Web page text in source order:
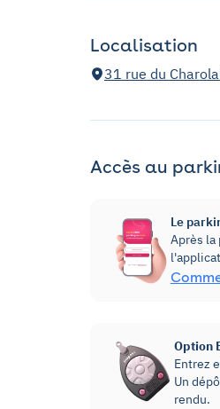
Localisation
31 rue du
Accès au
Le
Après la
Option
Entrez
Un
rendu.